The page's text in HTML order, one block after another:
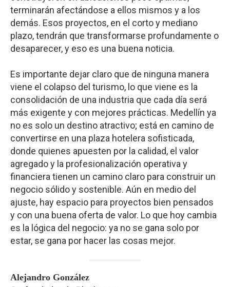
terminarán afectándose a ellos mismos y a los
demás. Esos proyectos, en el corto y mediano
plazo, tendrán que transformarse profundamente o
desaparecer, y eso es una buena noticia.
Es importante dejar claro que de ninguna manera
viene el colapso del turismo, lo que viene es la
consolidación de una industria que cada día será
más exigente y con mejores prácticas. Medellín ya
no es solo un destino atractivo; está en camino de
convertirse en una plaza hotelera sofisticada,
donde quienes apuesten por la calidad, el valor
agregado y la profesionalización operativa y
financiera tienen un camino claro para construir un
negocio sólido y sostenible. Aún en medio del
ajuste, hay espacio para proyectos bien pensados
y con una buena oferta de valor. Lo que hoy cambia
es la lógica del negocio: ya no se gana solo por
estar, se gana por hacer las cosas mejor.
Alejandro González